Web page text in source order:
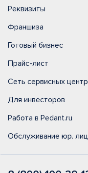
Реквизиты
Франшиза
Готовый бизнес
Прайс-лист
Сеть сервисных
Для инвесторов
Работа в Pedant.ru
Обслуживание юр. лиц